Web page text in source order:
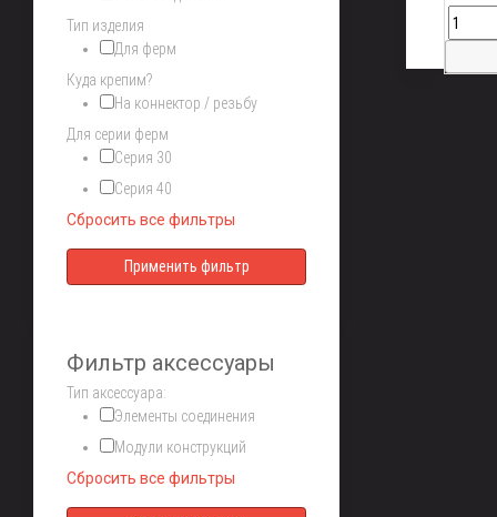
Тип изделия
Для ферм
Куда крепим?
На коннектор / резьбу
Для серии ферм
Серия 30
Серия 40
Сбросить все фильтры
Фильтр аксессуары
Тип аксессуара:
Элементы соединения
Модули конструкций
Сбросить все фильтры